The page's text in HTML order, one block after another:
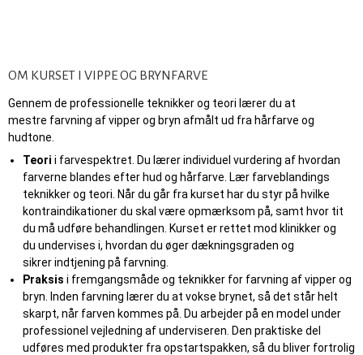
OM KURSET I VIPPE OG BRYNFARVE
Gennem de professionelle teknikker og teori lærer du at
mestre farvning af vipper og bryn afmålt ud fra hårfarve og
hudtone.
Teori i farvespektret. Du lærer individuel vurdering af hvordan
farverne blandes efter hud og hårfarve. Lær farveblandings
teknikker og teori. Når du går fra kurset har du styr på hvilke
kontraindikationer du skal være opmærksom på, samt hvor tit
du må udføre behandlingen. Kurset er rettet mod klinikker og
du undervises i, hvordan du øger dækningsgraden og
sikrer indtjening på farvning.
Praksis i fremgangsmåde og teknikker for farvning af vipper og
bryn. Inden farvning lærer du at vokse brynet, så det står helt
skarpt, når farven kommes på. Du arbejder på en model under
professionel vejledning af underviseren. Den praktiske del
udføres med produkter fra opstartspakken, så du bliver fortrolig